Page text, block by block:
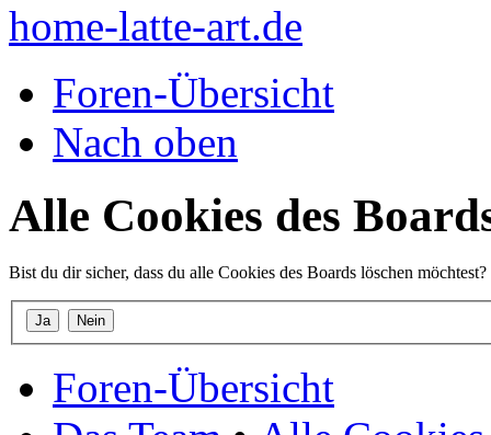
home-latte-art.de
Foren-Übersicht
Nach oben
Alle Cookies des
Bist du dir sicher, dass du alle Cookies des Boards löschen möchtest?
Foren-Übersicht